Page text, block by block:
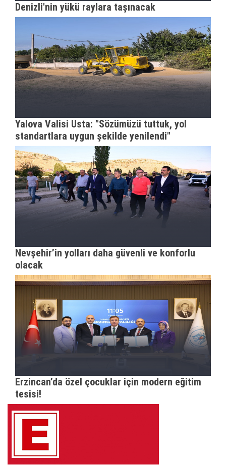
Denizli'nin yükü raylara taşınacak
Yalova Valisi Usta: "Sözümüzü tuttuk, yol
standartlara uygun şekilde yenilendi"
Nevşehir’in yolları daha güvenli ve konforlu
olacak
Erzincan’da özel çocuklar için modern eğitim
tesisi!